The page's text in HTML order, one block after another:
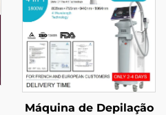
Máquina de Depilação